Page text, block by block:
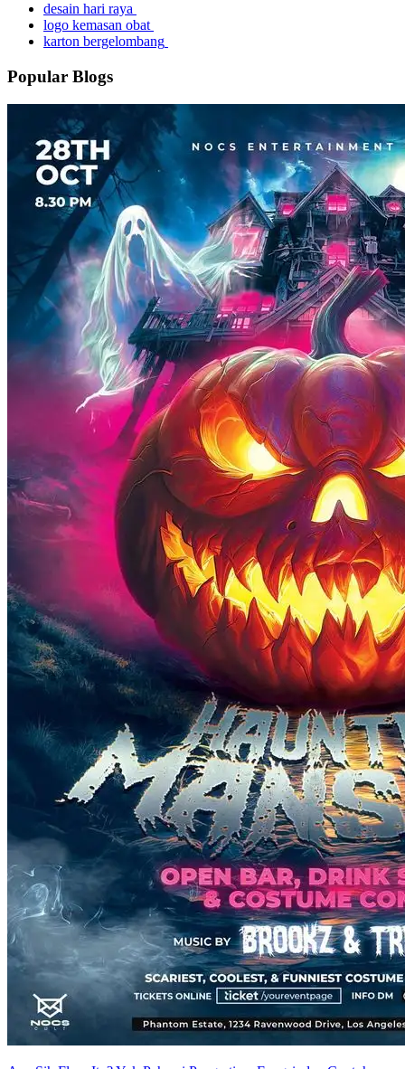
desain hari raya
logo kemasan obat
karton bergelombang
Popular Blogs